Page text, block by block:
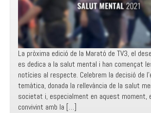
La pròxima edició de la Marató de TV3, el
es dedica a la salut mental i han començat
notícies al respecte. Celebrem la decisió de
temàtica, donada la rellevància de la salut
societat i, especialment en aquest moment,
convivint amb la […]